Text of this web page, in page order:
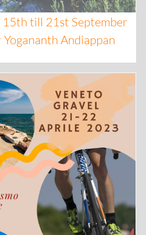
15th till 21st September
Andiappan